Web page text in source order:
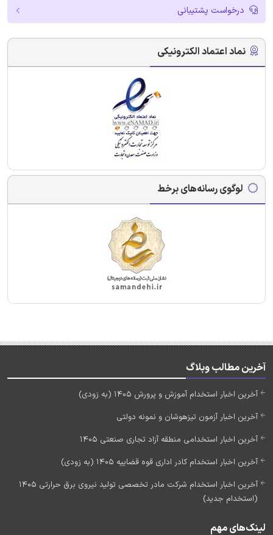
درخواست پشتیبانی
نماد اعتماد الکترونیکی
لوگوی رسانه‌های برخط
آخرین مطالب وبلاگ
آخرین اخبار استخدام آموزش و پرورش 1405 (به زودی)
آخرین اخبار آزمون تیزهوشان و نمونه دولتی
آخرین اخبار استخدامی منطقه آزاد تجاری صنعتی 1405
آخرین اخبار استخدام کادر اداری قوه قضاییه 1405 (به زودی)
آخرین اخبار استخدام شرکت مادر تخصصی تولید نیروی برق حرارتی 1405
(استخدام جدید)
لینک‌های مهم